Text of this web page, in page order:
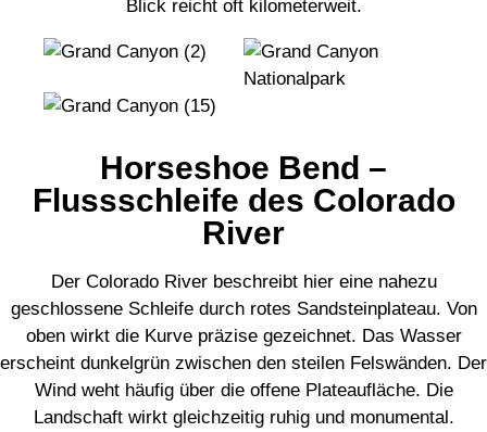
Blick reicht oft kilometerweit.
Horseshoe Bend –
Flussschleife des Colorado
River
Der Colorado River beschreibt hier eine nahezu
geschlossene Schleife durch rotes Sandsteinplateau. Von
oben wirkt die Kurve präzise gezeichnet. Das Wasser
erscheint dunkelgrün zwischen den steilen Felswänden. Der
Wind weht häufig über die offene Plateaufläche. Die
Landschaft wirkt gleichzeitig ruhig und monumental.